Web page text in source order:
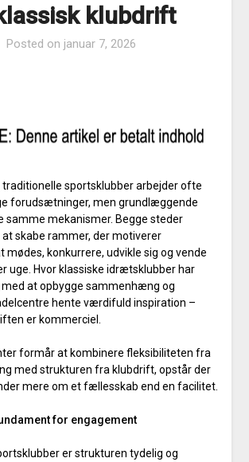
klubdrift
Posted on januar 7, 2026
traditionelle sportsklubber arbejder ofte
forudsætninger, men grundlæggende
samme mekanismer. Begge steder
skabe rammer, der motiverer
mødes, konkurrere, udvikle sig og vende
uge. Hvor klassiske idrætsklubber har
at opbygge sammenhæng og
hente værdifuld inspiration –
er kommerciel.
formår at kombinere fleksibiliteten fra
med strukturen fra klubdrift, opstår der
mere om et fællesskab end en facilitet.
for engagement
er strukturen tydelig og